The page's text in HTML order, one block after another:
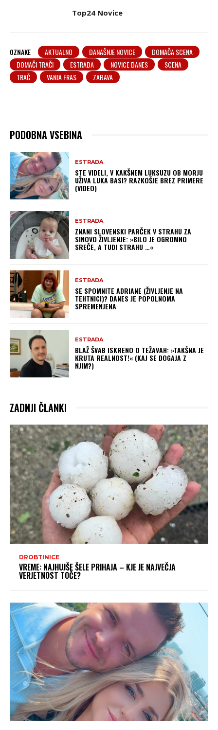
Top24 Novice
OZNAKE AKTUALNO DANAŠNJE NOVICE
DOMAČA SCENA
DOMAČI TRAČI
ESTRADA NOVICE DANES
SCENA
TRAČ
VANJA FRAS ZABAVA
PODOBNA VSEBINA
ESTRADA
STE VIDELI, V KAKŠNEM LUKSUZU OB MORJU
UŽIVA LUKA BASI? RAZKOŠJE BREZ PRIMERE
(VIDEO)
ESTRADA
ZNANI SLOVENSKI PARČEK V STRAHU ZA
SINOVO ŽIVLJENJE: »BILO JE OGROMNO
SREČE, A TUDI STRAHU …«
ESTRADA
SE SPOMNITE ADRIANE (ŽIVLJENJE NA
TEHTNICI)? DANES JE POPOLNOMA
SPREMENJENA
ESTRADA
BLAŽ ŠVAB ISKRENO O TEŽAVAH: »TAKŠNA JE
KRUTA REALNOST!« (KAJ SE DOGAJA Z
NJIM?)
ZADNJI ČLANKI
DROBTINICE
VREME: NAJHUJŠE ŠELE PRIHAJA – KJE JE NAJVEČJA
VERJETNOST TOČE?